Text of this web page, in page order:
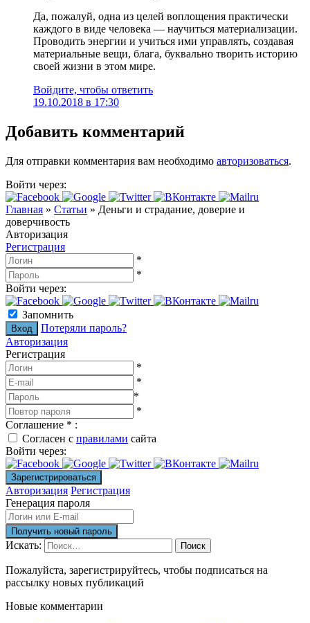
Да, пожалуй, одна из целей воплощения практически
каждого в виде человека — научиться материализации.
Проводить энергии и учиться ими управлять, создавая
материальные вещи, блага, буквально творить историю
своей жизни в этом мире.
Войдите, чтобы ответить
19.10.2018 в 17:30
Добавить комментарий
Для отправки комментария вам необходимо авторизоваться.
Войти через:
Главная » Статьи » Деньги и страдание, доверие и
доверчивость
Авторизация
Регистрация
*
*
Войти через:
Запомнить
Потеряли пароль?
Авторизация
Регистрация
*
*
*
*
Соглашение * :
Согласен с правилами сайта
Войти через:
Авторизация Регистрация
Генерация пароля
Искать: Поиск
Пожалуйста, зарегистрируйтесь, чтобы подписаться на
рассылку новых публикаций
Новые комментарии